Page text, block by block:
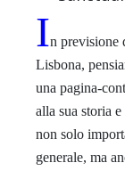
In previsione
Lisbona,
una pagina-
alla sua storia
non solo
generale, ma